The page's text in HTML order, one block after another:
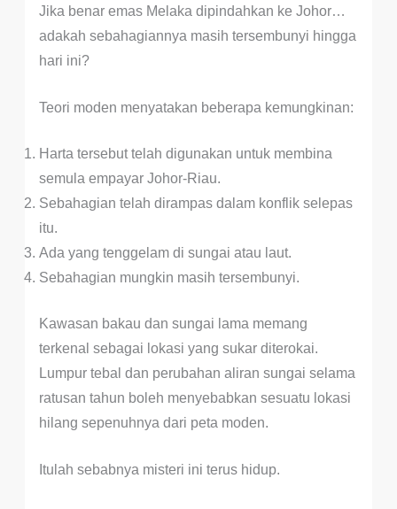
Jika benar emas Melaka dipindahkan ke Johor…
adakah sebahagiannya masih tersembunyi hingga
hari ini?
Teori moden menyatakan beberapa kemungkinan:
Harta tersebut telah digunakan untuk membina
semula empayar Johor-Riau.
Sebahagian telah dirampas dalam konflik selepas
itu.
Ada yang tenggelam di sungai atau laut.
Sebahagian mungkin masih tersembunyi.
Kawasan bakau dan sungai lama memang
terkenal sebagai lokasi yang sukar diterokai.
Lumpur tebal dan perubahan aliran sungai selama
ratusan tahun boleh menyebabkan sesuatu lokasi
hilang sepenuhnya dari peta moden.
Itulah sebabnya misteri ini terus hidup.